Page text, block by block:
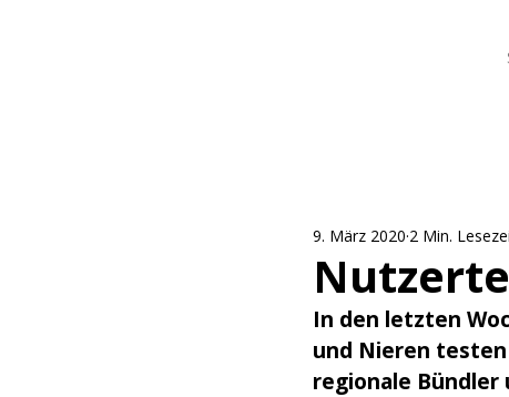
9. März 2020 2 Min.
In den letzten
und Nieren
regionale Bündler